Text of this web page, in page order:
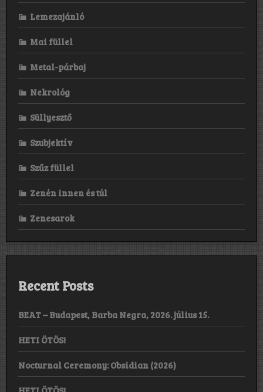
Lemezajánló
Mai füllel
Metal-párbaj
Nekrológ
Süllyesztő
Szubjektív
Szűz füllel
Zenén innen és túl
Zenesarok
Recent Posts
BEAT – Budapest, Barba Negra, 2026. július 15.
HETI ÖTÖS!
Nocturnal Ceremony: Obsidian (2026)